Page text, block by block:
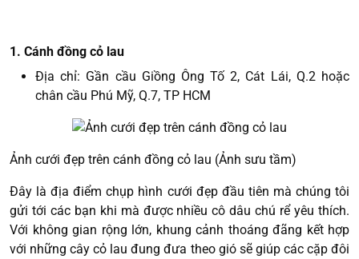
1. Cánh đồng cỏ lau
Địa chỉ: Gần cầu Giồng Ông Tố 2, Cát Lái, Q.2 hoặc
chân cầu Phú Mỹ, Q.7, TP HCM
Ảnh cưới đẹp trên cánh đồng cỏ lau (Ảnh sưu tầm)
Đây là địa điểm chụp hình cưới đẹp đầu tiên mà chúng tôi
gửi tới các bạn khi mà được nhiều cô dâu chú rể yêu thích.
Với không gian rộng lớn, khung cảnh thoáng đãng kết hợp
với những cây cỏ lau đung đưa theo gió sẽ giúp các cặp đôi